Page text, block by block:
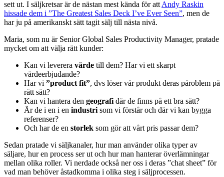
sett ut. I säljkretsar är de nästan mest kända för attAndy Raskin
hissade dem i ”The Greatest Sales Deck I’ve Ever Seen”, men de
har ju på amerikanskt sätt tagit sälj till nästa nivå.
Maria, som nu är Senior Global Sales Productivity Manager, pratade
mycket om att välja rätt kunder:
Kan vi leverera värde till dem? Har vi ett skarpt
värdeerbjudande?
Har vi ”product fit”, dvs löser vår produkt deras påroblem på
rätt sätt?
Kan vi hantera den geografidär de finns på ett bra sätt?
Är de i en i en industrisom vi förstår och där vi kan bygga
referenser?
Och har de en storlek som gör att vårt pris passar dem?
Sedan pratade vi säljkanaler, hur man använder olika typer av
säljare, hur en process ser ut och hur man hanterar överlämningar
mellan olika roller. Vi nerdade också ner oss i deras ”chat sheet” för
vad man behöver åstadkomma i olika steg i säljprocessen.